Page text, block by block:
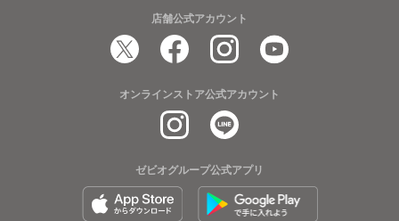
店舗公式アカウント
オンラインストア公式アカウント
ゼビオグループ公式アプリ